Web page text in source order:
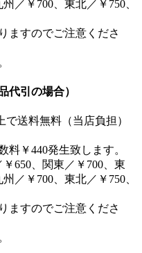
／￥700、東北／￥750、
ますのでご注意くださ
代引の場合）
で送料無料（当店負担）
￥440発生致します。
650、関東／￥700、東
／￥700、東北／￥750、
ますのでご注意くださ